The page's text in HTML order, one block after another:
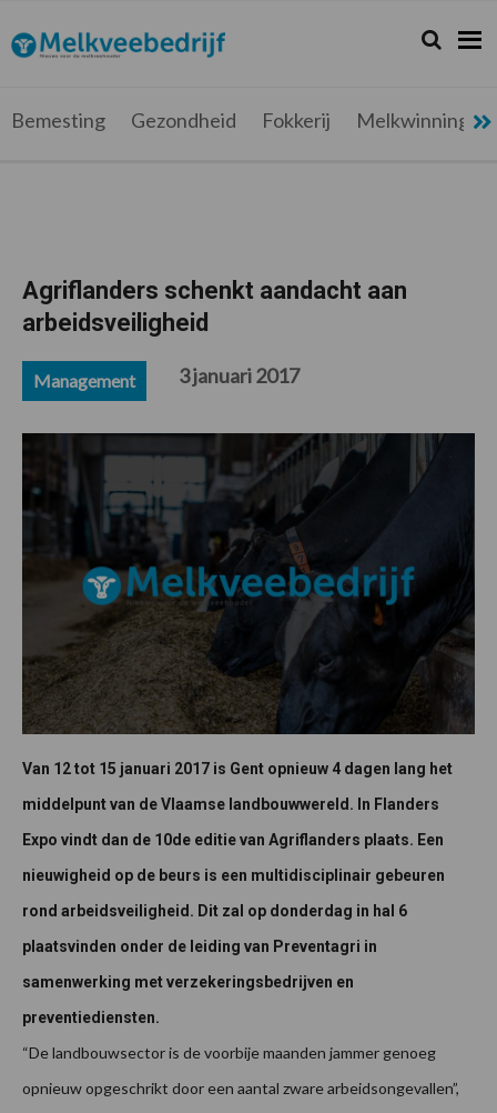
de
hoofdnavigatie
de
hoofd
de
eerste
de
voettekst
Melkveebedrijf.be
Nieuws
melkveehouder
Zoeken...
Zoek
Bemesting Gezondheid Fokkerij Melkwinning
Agriflanders schenkt aandacht aan
arbeidsveiligheid
Management 3 januari 2017
Van 12 tot 15 januari 2017 is Gent opnieuw 4 dagen lang het
middelpunt van de Vlaamse landbouwwereld. In Flanders
Expo vindt dan de 10de editie van Agriflanders plaats. Een
nieuwigheid op de beurs is een multidisciplinair gebeuren
rond arbeidsveiligheid. Dit zal op donderdag in hal 6
plaatsvinden onder de leiding van Preventagri in
samenwerking met verzekeringsbedrijven en
preventiediensten.
“De landbouwsector is de voorbije maanden jammer genoeg
opnieuw opgeschrikt door een aantal zware arbeidsongevallen”,